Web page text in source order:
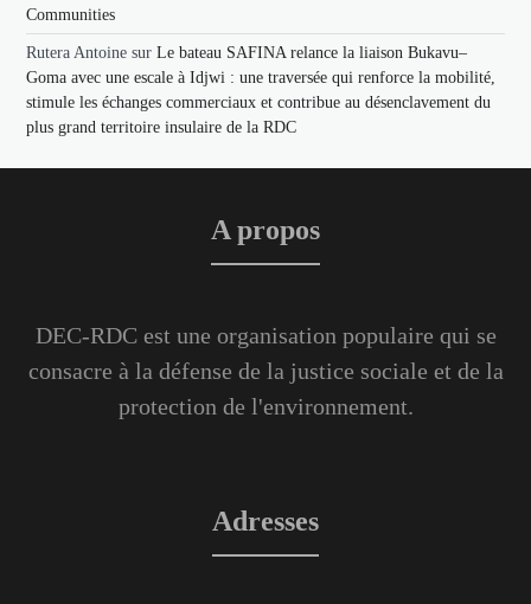
Communities
Rutera Antoine surLe bateau SAFINA relance la liaison Bukavu–
Goma avec une escale à Idjwi : une traversée qui renforce la mobilité,
stimule les échanges commerciaux et contribue au désenclavement du
plus grand territoire insulaire de la RDC
A propos
DEC-RDC est une organisation populaire qui se
consacre à la défense de la justice sociale et de la
protection de l'environnement.
Adresses